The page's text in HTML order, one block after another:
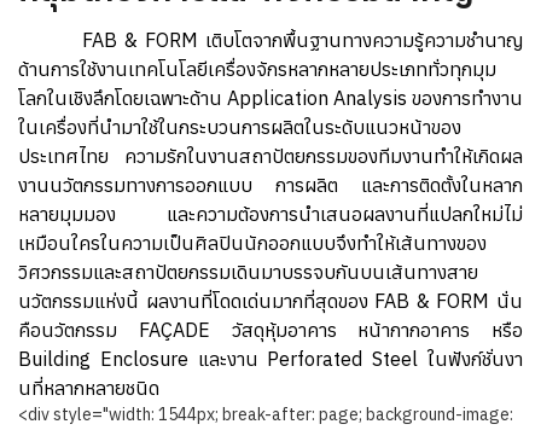
FAB & FORM เติบโตจากพื้นฐานทางความรู้ความชำนาญ
ด้านการใช้งานเทคโนโลยีเครื่องจักรหลากหลายประเภททั่วทุกมุม
โลกในเชิงลึกโดยเฉพาะด้าน Application Analysis ของการทำงาน
ในเครื่องที่นำมาใช้ในกระบวนการผลิตในระดับแนวหน้าของ
ประเทศไทย ความรักในงานสถาปัตยกรรมของทีมงานทำให้เกิดผล
งานนวัตกรรมทางการออกแบบ การผลิต และการติดตั้งในหลาก
หลายมุมมอง และความต้องการนำเสนอผลงานที่แปลกใหม่ไม่
เหมือนใครในความเป็นศิลปินนักออกแบบจึงทำให้เส้นทางของ
วิศวกรรมและสถาปัตยกรรมเดินมาบรรจบกันบนเส้นทางสาย
นวัตกรรมแห่งนี้ ผลงานที่โดดเด่นมากที่สุดของ FAB & FORM นั่น
คือนวัตกรรม FAÇADE วัสดุหุ้มอาคาร หน้ากากอาคาร หรือ
Building Enclosure และงาน Perforated Steel ในฟังก์ชั่นงา
นที่หลากหลายชนิด
<div style="width: 1544px; break-after: page; background-image: